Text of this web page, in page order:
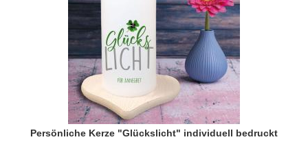
Persönliche Kerze "Glückslicht" individuell bedruckt